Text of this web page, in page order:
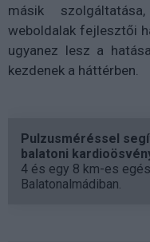
másik
weboldalak fejlesztői
ugyanez lesz a
kezdenek a háttérben.
Pulzusméréssel
balatoni
4 és egy 8 km-es
Balatonalmádiban.